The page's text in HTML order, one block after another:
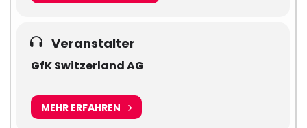
Veranstalter
GfK Switzerland AG
MEHR ERFAHREN